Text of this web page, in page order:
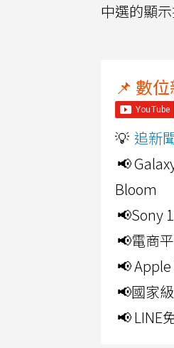
中選的顯示
📌 數
💡 追新
📢
Bloom
📢Sony
📢電商
📢
📢國家
📢 LINE